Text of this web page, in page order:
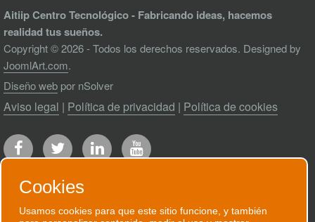
Aitiip Centro Tecnológico - Fabricando ideas, hacemos
realidad tus sueños.
Copyright © 2026 - Todos los derechos reservados. Designed by
JoomlArt.com.
Diseño web por nSolver
Aviso legal | Política de privacidad | Política de cookies
Cookies
Usamos cookies para que este sitio funcione, y también